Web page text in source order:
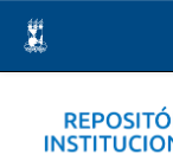
navigation